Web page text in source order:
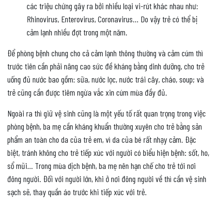
các triệu chứng gây ra bởi nhiều loại vi-rút khác nhau như:
Rhinovirus, Enterovirus, Coronavirus… Do vậy trẻ có thể bị
cảm lạnh nhiều đợt trong một năm.
Để phòng bệnh chung cho cả cảm lạnh thông thường và cảm cúm thì
trước tiên cần phải nâng cao sức đề kháng bằng dinh dưỡng, cho trẻ
uống đủ nước bao gồm: sữa, nước lọc, nước trái cây, cháo, soup; và
trẻ cũng cần được tiêm ngừa vắc xin cúm mùa đầy đủ.
Ngoài ra thì giữ vệ sinh cũng là một yếu tố rất quan trọng trong việc
phòng bệnh, ba mẹ cần kháng khuẩn thường xuyên cho trẻ bằng sản
phẩm an toàn cho da của trẻ em, vì da của bé rất nhạy cảm. Đặc
biệt, tránh không cho trẻ tiếp xúc với người có biểu hiện bệnh: sốt, ho,
sổ mũi… Trong mùa dịch bệnh, ba mẹ nên hạn chế cho trẻ tới nơi
đông người. Đối với người lớn, khi ở nơi đông người về thì cần vệ sinh
sạch sẽ, thay quần áo trước khi tiếp xúc với trẻ.